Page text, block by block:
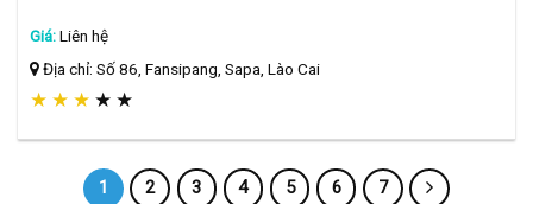
Giá:Liên hệ
Địa chỉ: Số 86, Fansipang, Sapa, Lào Cai
★ ★ ★ ★ ★
1 2 3 4 5 6 7